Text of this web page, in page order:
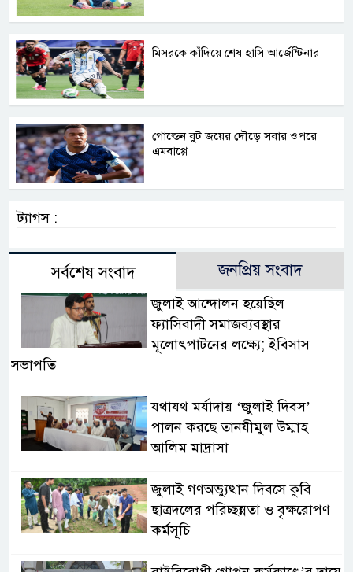
মিসরকে কাঁদিয়ে শেষ হাসি আর্জেন্টিনার
গোল্ডেন বুট জয়ের দৌড়ে সবার ওপরে
এমবাপ্পে
ট্যাগস :
সর্বশেষ সংবাদ জনপ্রিয় সংবাদ
জুলাই আন্দোলন হয়েছিল
ফ্যাসিবাদী সমাজব্যবস্থার
মূলোৎপাটনের লক্ষ্যে; ইবিসাস
সভাপতি
যথাযথ মর্যাদায় ‘জুলাই দিবস’
পালন করছে তানযীমুল উম্মাহ
আলিম মাদ্রাসা
জুলাই গণঅভ্যুত্থান দিবসে কুবি
ছাত্রদলের পরিচ্ছন্নতা ও বৃক্ষরোপণ
কর্মসূচি